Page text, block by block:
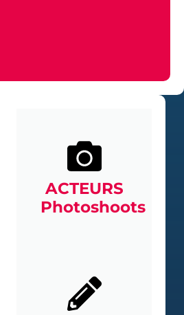
ACTEURS
Photoshoots